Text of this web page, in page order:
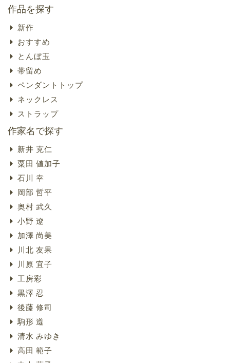
作品を探す
新作
おすすめ
とんぼ玉
帯留め
ペンダントトップ
ネックレス
ストラップ
作家名で探す
新井 克仁
粟田 値加子
石川 幸
岡部 哲平
奥村 武久
小野 遼
加澤 尚美
川北 友果
川原 宜子
工房彩
黒澤 忍
後藤 修司
駒形 遵
清水 みゆき
高田 範子